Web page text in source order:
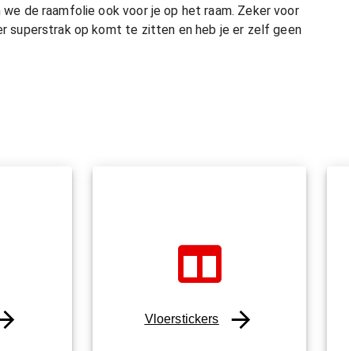
de raamfolie ook voor je op het raam. Zeker voor
superstrak op komt te zitten en heb je er zelf geen
Vloerstickers